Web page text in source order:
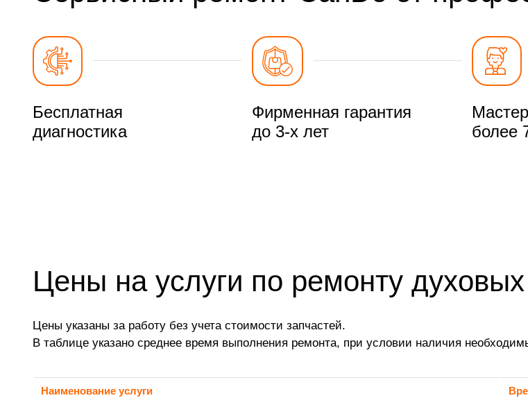
Бесплатная
диагностика
Фирменная гарантия
до 3-х лет
более
Цены на услуги по ремонту
Цены указаны за работу без учета стоимости запчастей.
В таблице указано среднее время выполнения ремонта, при условии наличия
Наименование услуги